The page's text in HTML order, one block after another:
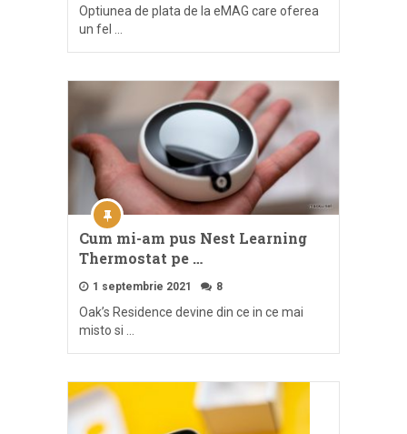
Optiunea de plata de la eMAG care oferea
un fel …
Cum mi-am pus Nest Learning
Thermostat pe …
1 septembrie 2021 8
Oak’s Residence devine din ce in ce mai
misto si …